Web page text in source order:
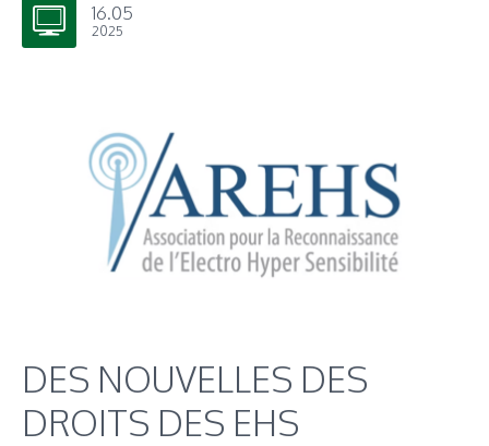
16.05
2025
DES NOUVELLES DES
DROITS DES EHS